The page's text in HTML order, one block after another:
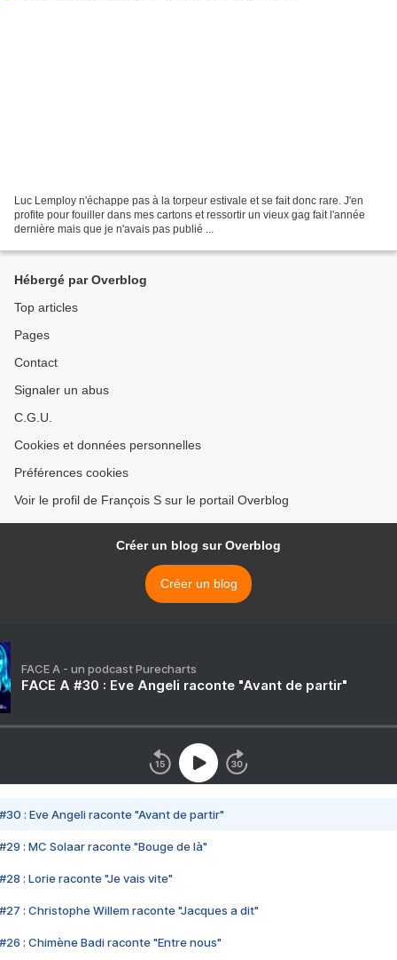
Luc Lemploy n'échappe pas à la torpeur estivale et se fait donc rare. J'en
profite pour fouiller dans mes cartons et ressortir un vieux gag fait l'année
dernière mais que je n'avais pas publié ...
Hébergé par Overblog
Top articles
Pages
Contact
Signaler un abus
C.G.U.
Cookies et données personnelles
Préférences cookies
Voir le profil de François S sur le portail Overblog
Créer un blog sur Overblog
Créer un blog
FACE A - un podcast Purecharts
FACE A #30 : Eve Angeli raconte "Avant de partir"
#30 : Eve Angeli raconte "Avant de partir"
#29 : MC Solaar raconte "Bouge de là"
#28 : Lorie raconte "Je vais vite"
#27 : Christophe Willem raconte "Jacques a dit"
#26 : Chimène Badi raconte "Entre nous"